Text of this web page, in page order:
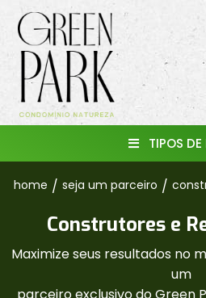
TIPOS DE
home / seja um parceiro /
Construtores e
Maximize seus resultados no
um